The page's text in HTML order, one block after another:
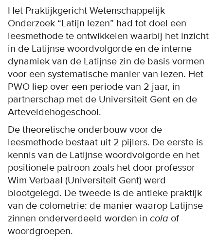
Het Praktijkgericht Wetenschappelijk
Onderzoek “Latijn lezen” had tot doel een
leesmethode te ontwikkelen waarbij het inzicht
in de Latijnse woordvolgorde en de interne
dynamiek van de Latijnse zin de basis vormen
voor een systematische manier van lezen. Het
PWO liep over een periode van 2 jaar, in
partnerschap met de Universiteit Gent en de
Arteveldehogeschool.
De theoretische onderbouw voor de
leesmethode bestaat uit 2 pijlers. De eerste is
kennis van de Latijnse woordvolgorde en het
positionele patroon zoals het door professor
Wim Verbaal (Universiteit Gent) werd
blootgelegd. De tweede is de antieke praktijk
van de colometrie: de manier waarop Latijnse
zinnen onderverdeeld worden in cola of
woordgroepen.